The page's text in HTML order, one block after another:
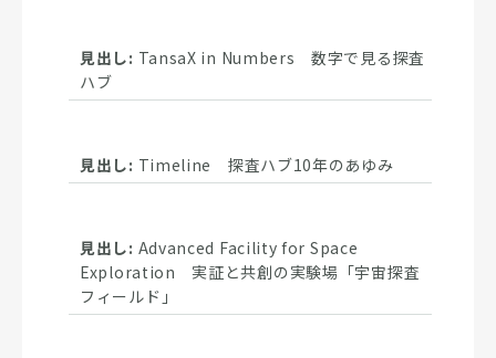
TansaX in Numbers 数字で見る探査
ハブ
Timeline 探査ハブ10年のあゆみ
Advanced Facility for Space
Exploration 実証と共創の実験場「宇宙探査
フィールド」